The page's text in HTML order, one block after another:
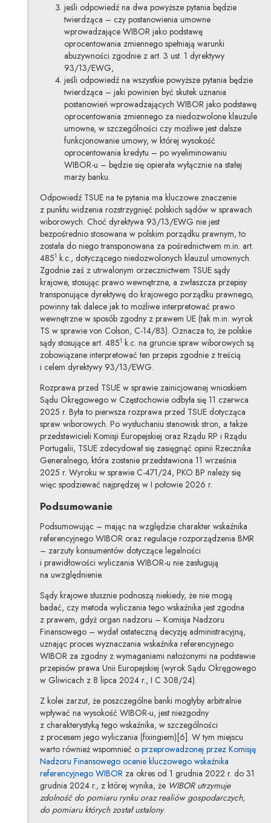
jeśli odpowiedź na dwa powyższe pytania będzie
twierdząca – czy postanowienia umowne
wprowadzające WIBOR jako podstawę
oprocentowania zmiennego spełniają warunki
abuzywności zgodnie z art. 3 ust. 1 dyrektywy
93/13/EWG,
jeśli odpowiedź na wszystkie powyższe pytania będzie
twierdząca – jaki powinien być skutek uznania
postanowień wprowadzających WIBOR jako podstawę
oprocentowania zmiennego za niedozwolone klauzule
umowne, w szczególności czy możliwe jest dalsze
funkcjonowanie umowy, w której wysokość
oprocentowania kredytu – po wyeliminowaniu
WIBOR-u – będzie się opierała wyłącznie na stałej
marży banku.
Odpowiedź TSUE na te pytania ma kluczowe znaczenie
z punktu widzenia rozstrzygnięć polskich sądów w sprawach
wiborowych. Choć dyrektywa 93/13/EWG nie jest
bezpośrednio stosowana w polskim porządku prawnym, to
została do niego transponowana za pośrednictwem m.in. art.
4851 k.c., dotyczącego niedozwolonych klauzul umownych.
Zgodnie zaś z utrwalonym orzecznictwem TSUE sądy
krajowe, stosując prawo wewnętrzne, a zwłaszcza przepisy
transponujące dyrektywę do krajowego porządku prawnego,
powinny tak dalece jak to możliwe interpretować prawo
wewnętrzne w sposób zgodny z prawem UE (tak m.in. wyrok
TS w sprawie von Colson, C-14/83). Oznacza to, że polskie
sądy stosujące art. 4851 k.c. na gruncie spraw wiborowych są
zobowiązane interpretować ten przepis zgodnie z treścią
i celem dyrektywy 93/13/EWG.
Rozprawa przed TSUE w sprawie zainicjowanej wnioskiem
Sądu Okręgowego w Częstochowie odbyła się 11 czerwca
2025 r. Była to pierwsza rozprawa przed TSUE dotycząca
spraw wiborowych. Po wysłuchaniu stanowisk stron, a także
przedstawicieli Komisji Europejskiej oraz Rządu RP i Rządu
Portugalii, TSUE zdecydował się zasięgnąć opinii Rzecznika
Generalnego, która zostanie przedstawiona 11 września
2025 r. Wyroku w sprawie C-471/24, PKO BP należy się
więc spodziewać najprędzej w I połowie 2026 r.
Podsumowanie
Podsumowując – mając na względzie charakter wskaźnika
referencyjnego WIBOR oraz regulacje rozporządzenia BMR
– zarzuty konsumentów dotyczące legalności
i prawidłowości wyliczania WIBOR-u nie zasługują
na uwzględnienie.
Sądy krajowe słusznie podnoszą niekiedy, że nie mogą
badać, czy metoda wyliczania tego wskaźnika jest zgodna
z prawem, gdyż organ nadzoru – Komisja Nadzoru
Finansowego – wydał ostateczną decyzję administracyjną,
uznając proces wyznaczania wskaźnika referencyjnego
WIBOR za zgodny z wymaganiami nałożonymi na podstawie
przepisów prawa Unii Europejskiej (wyrok Sądu Okręgowego
w Gliwicach z 8 lipca 2024 r., I C 308/24).
Z kolei zarzut, że poszczególne banki mogłyby arbitralnie
wpływać na wysokość WIBOR-u, jest niezgodny
z charakterystyką tego wskaźnika, w szczególności
z procesem jego wyliczania (fixingiem)[6]. W tym miejscu
warto również wspomnieć o przeprowadzonej przez Komisję
Nadzoru Finansowego ocenie kluczowego wskaźnika
referencyjnego WIBORUwaga, link zostanie otwarty w nowym
za okres od 1 grudnia 2022 r. do 31
grudnia 2024 r., z której wynika, że WIBOR utrzymuje
zdolność do pomiaru rynku oraz realiów gospodarczych,
do pomiaru których został ustalony.